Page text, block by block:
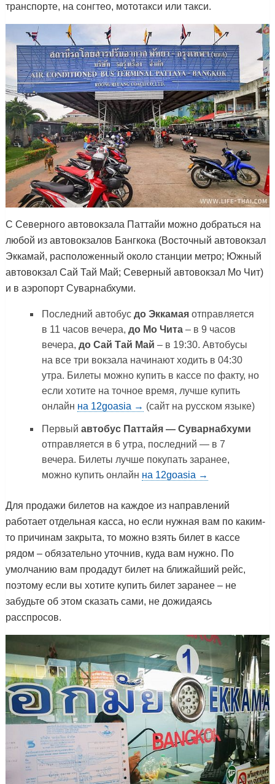
транспорте, на сонгтео, мототакси или такси.
С Северного автовокзала Паттайи можно добраться на
любой из автовокзалов Бангкока (Восточный автовокзал
Эккамай, расположенный около станции метро; Южный
автовокзал Сай Тай Май; Северный автовокзал Мо Чит)
и в аэропорт Суварнабхуми.
Последний автобус до Эккамаяотправляется
в 11 часов вечера, до Мо Чита– в 9 часов
вечера, до Сай Тай Май – в 19:30. Автобусы
на все три вокзала начинают ходить в 04:30
утра. Билеты можно купить в кассе по факту, но
если хотите на точное время, лучше купить
онлайн на 12goasia → (сайт на русском языке)
Первый автобус Паттайя — Суварнабхуми
отправляется в 6 утра, последний — в 7
вечера. Билеты лучше покупать заранее,
можно купить онлайн на 12goasia →
Для продажи билетов на каждое из направлений
работает отдельная касса, но если нужная вам по каким-
то причинам закрыта, то можно взять билет в кассе
рядом – обязательно уточнив, куда вам нужно. По
умолчанию вам продадут билет на ближайший рейс,
поэтому если вы хотите купить билет заранее – не
забудьте об этом сказать сами, не дожидаясь
расспросов.